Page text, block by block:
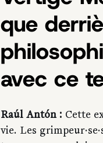
que
avec ce
Raúl Antón : Cette
vie. Les